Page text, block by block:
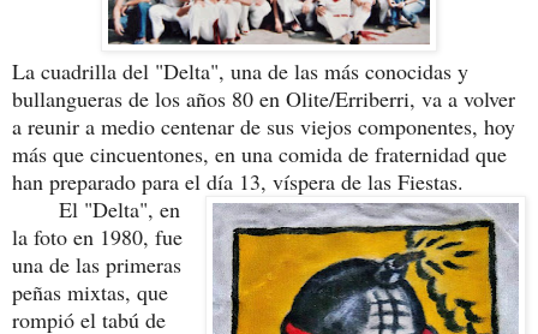
La cuadrilla del "Delta", una de las más conocidas y
bullangueras de los años 80 en Olite/Erriberri, va a volver
a reunir a medio centenar de sus viejos componentes, hoy
más que cincuentones, en una comida de fraternidad que
han preparado para el día 13, víspera de las Fiestas.
El "Delta", en
la foto en 1980, fue
una de las primeras
peñas mixtas, que
rompió el tabú de